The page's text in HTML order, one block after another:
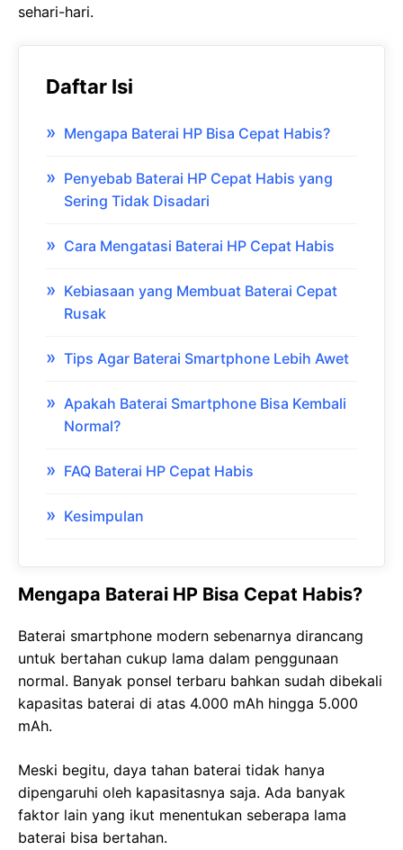
sehari-hari.
Daftar Isi
Mengapa Baterai HP Bisa Cepat Habis?
Penyebab Baterai HP Cepat Habis yang
Sering Tidak Disadari
Cara Mengatasi Baterai HP Cepat Habis
Kebiasaan yang Membuat Baterai Cepat
Rusak
Tips Agar Baterai Smartphone Lebih Awet
Apakah Baterai Smartphone Bisa Kembali
Normal?
FAQ Baterai HP Cepat Habis
Kesimpulan
Mengapa Baterai HP Bisa Cepat Habis?
Baterai smartphone modern sebenarnya dirancang
untuk bertahan cukup lama dalam penggunaan
normal. Banyak ponsel terbaru bahkan sudah dibekali
kapasitas baterai di atas 4.000 mAh hingga 5.000
mAh.
Meski begitu, daya tahan baterai tidak hanya
dipengaruhi oleh kapasitasnya saja. Ada banyak
faktor lain yang ikut menentukan seberapa lama
baterai bisa bertahan.